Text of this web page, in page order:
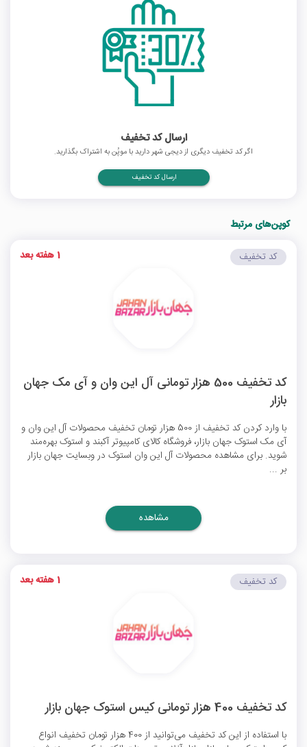
ارسال کد تخفیف
اگر کد تخفیف دیگری از دیجی شهر دارید با موپُن به اشتراک بگذارید.
ارسال کد تخفیف
کوپن‌های مرتبط
کد تخفیف 500 هزار تومانی آل این وان و آی مک جهان
بازار
با وارد کردن کد تخفیف از 500 هزار تومان تخفیف محصولات آل این وان و
آی مک استوک جهان بازار، فروشگاه کالای کامپیوتر آکبند و استوک بهره‌مند
شوید. برای مشاهده محصولات آل این وان استوک در وبسایت جهان بازار
بر ...
کد تخفیف 1 هفته بعد
مشاهده
کد تخفیف 400 هزار تومانی کیس استوک جهان بازار
با استفاده از این کد تخفیف می‌توانید از 400 هزار تومان تخفیف انواع
کد تخفیف 1 هفته بعد